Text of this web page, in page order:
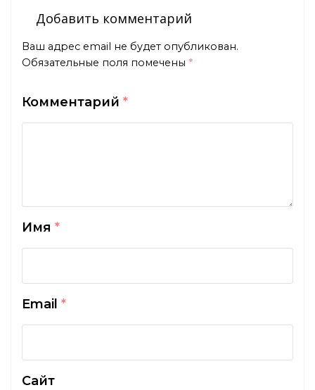
Добавить комментарий
Ваш адрес email не будет опубликован.
Обязательные поля помечены *
Комментарий *
Имя *
Email *
Сайт